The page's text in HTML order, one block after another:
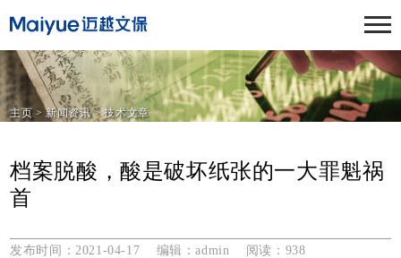
主页 >新闻资讯>技术文章
档案脱酸，酸是破坏纸张的一大罪魁祸
首
发布时间：2021-04-17 编辑：admin 阅读： 938